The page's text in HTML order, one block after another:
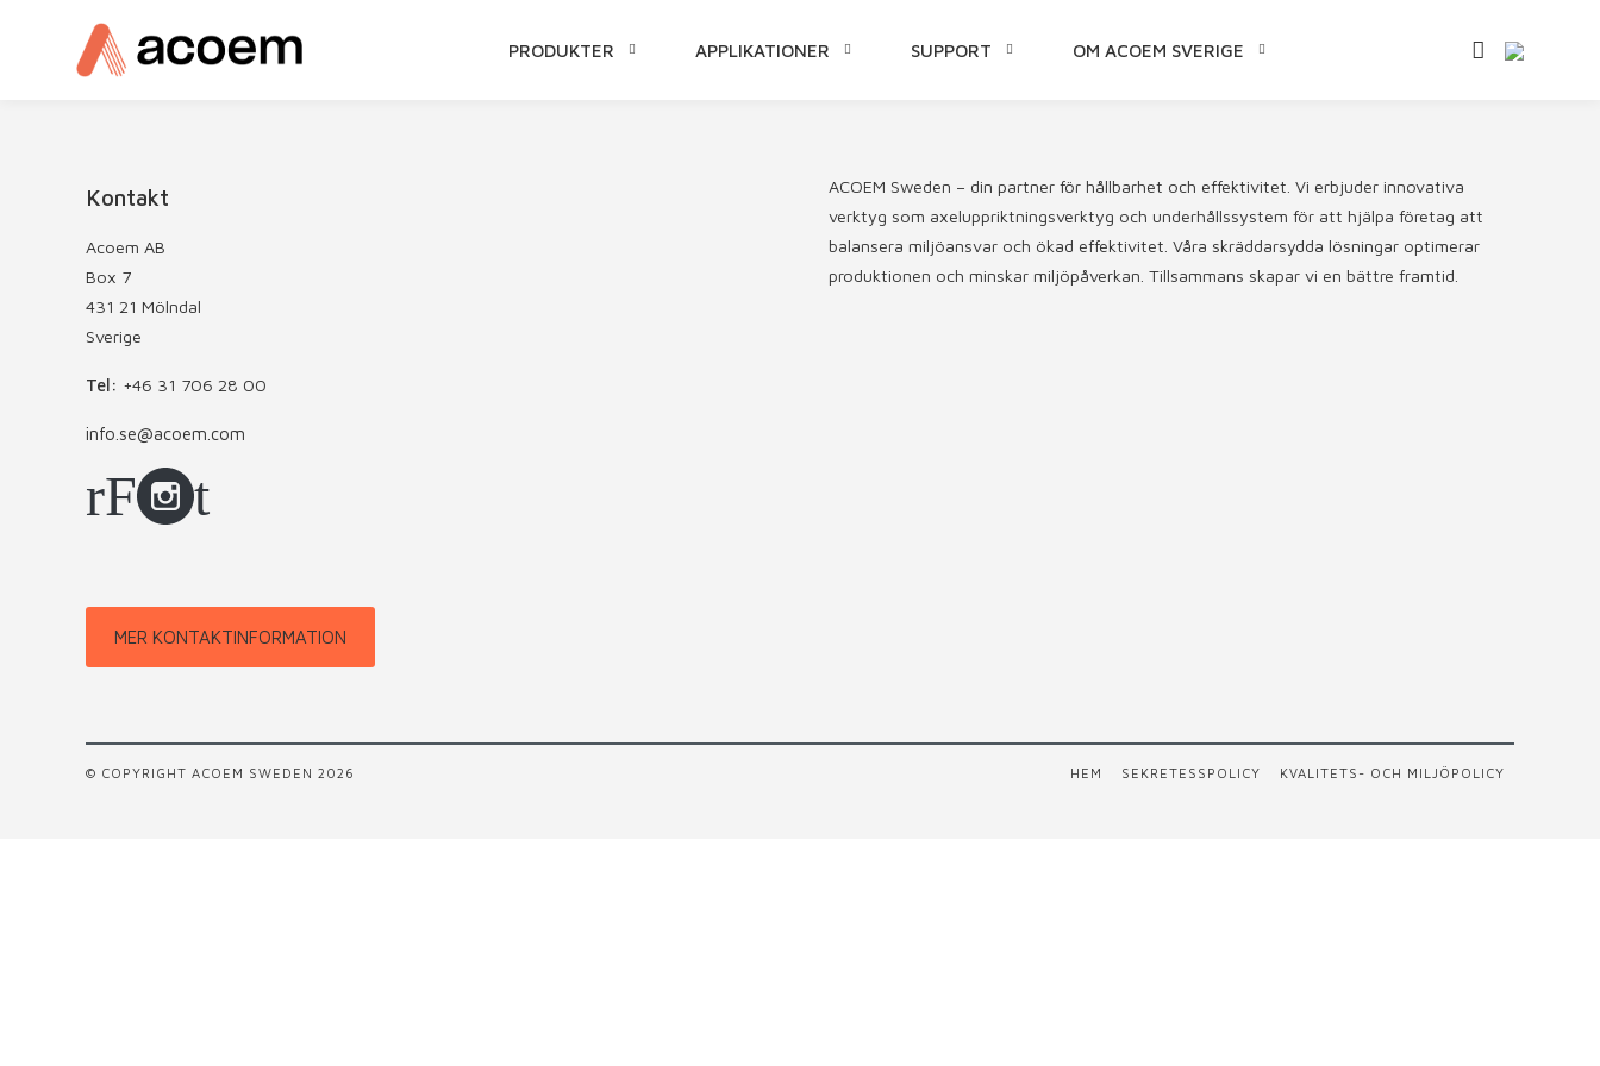
GÅ
PRODUKTER APPLIKATIONER SUPPORT OM ACOEM SVERIGE
Kontakt
Acoem AB
Box 7
431 21 Mölndal
Sverige
Tel: +46 31 706 28 00
info.se@acoem.com
MER KONTAKTINFORMATION
ACOEM Sweden – din partner för hållbarhet och effektivitet. Vi erbjuder innovativa
verktyg som axeluppriktningsverktyg och underhållssystem för att hjälpa företag att
balansera miljöansvar och ökad effektivitet. Våra skräddarsydda lösningar optimerar
produktionen och minskar miljöpåverkan. Tillsammans skapar vi en bättre framtid.
© COPYRIGHT ACOEM SWEDEN 2026 HEM SEKRETESSPOLICY KVALITETS- OCH MILJÖPOLICY